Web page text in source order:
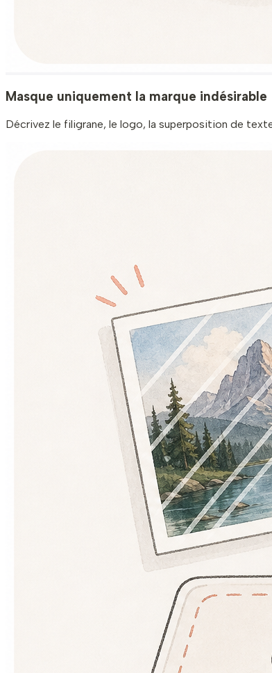
Masque uniquement la marque indésirable
Décrivez le filigrane, le logo, la superposition de